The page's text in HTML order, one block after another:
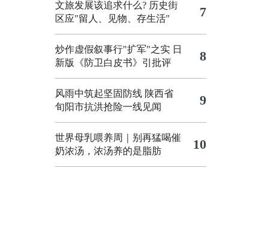
文旅发展该追求什么? 历史街
区应"留人、见物、存生活"
7
炒作虚假叙事行"扩军"之实 日
新版《防卫白皮书》引批评
8
风雨中筑起坚固防线 陕西省
旬阳市抗洪抢险一线见闻
9
世界母乳喂养周｜别再猛喝催
奶浓汤，浓汤养的是脂肪
10